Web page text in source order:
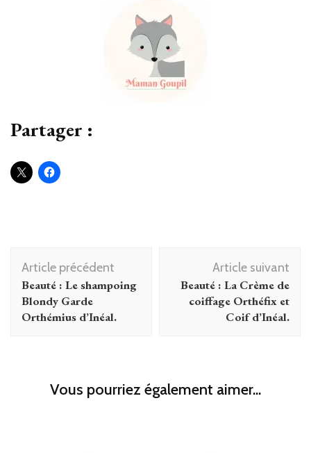
Partager :
Navigation
d'article
Article précédent
Beauté : Le shampoing
Blondy Garde
Orthémius d’Inéal.
Article suivant
Beauté : La Crème de
coiffage Orthéfix et
Coif d’Inéal.
Vous pourriez également aimer...